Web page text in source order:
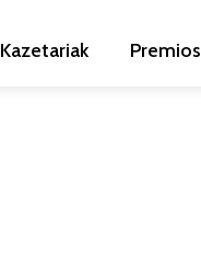
Kazetariak Premios